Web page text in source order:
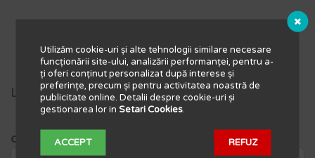
Lasă un răspuns
COMENTARIU
Utilizăm cookie-uri și alte tehnologii similare necesare
funcționării site-ului, analizării performanței, pentru a-
ți oferi conținut personalizat după interese și
preferințe, precum și pentru activitatea noastră de
publicitate online. Detalii despre cookie-uri și
gestionarea lor inSetari Cookies.
ACCEPT REFUZ